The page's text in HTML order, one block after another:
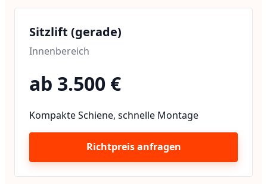
Sitzlift (gerade)
Innenbereich
ab 3.500 €
Kompakte Schiene, schnelle Montage
Richtpreis anfragen